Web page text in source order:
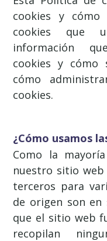
cookies y
cookies que
información
cookies y cómo
cómo
cookies.
¿Cómo usamos
Como la
nuestro sitio
terceros para
de origen son en
que el sitio web
recopilan